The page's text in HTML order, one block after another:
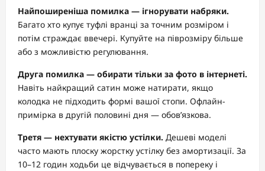
Найпоширеніша помилка — ігнорувати набряки.
Багато хто купує туфлі вранці за точним розміром і
потім страждає ввечері. Купуйте на піврозміру більше
або з можливістю регулювання.
Друга помилка — обирати тільки за фото в інтернеті.
Навіть найкращий сатин може натирати, якщо
колодка не підходить формі вашої стопи. Офлайн-
примірка в другій половині дня — обов’язкова.
Третя — нехтувати якістю устілки. Дешеві моделі
часто мають плоску жорстку устілку без амортизації. За
10–12 годин ходьби це відчувається в попереку і